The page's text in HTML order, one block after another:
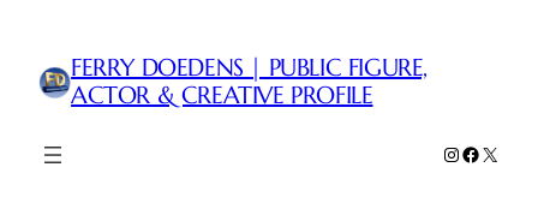
FERRY DOEDENS | PUBLIC FIGURE,
ACTOR & CREATIVE PROFILE
Instagram
Facebook
X